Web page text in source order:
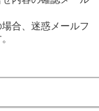
合、迷惑メールフ